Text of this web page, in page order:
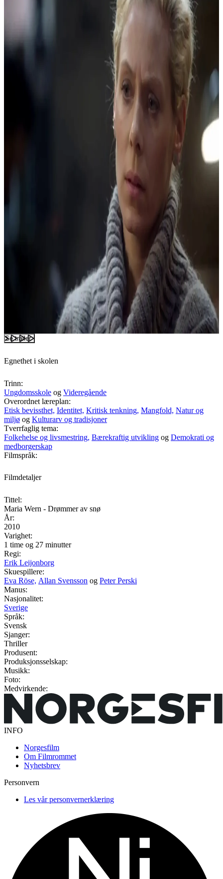
Se trailer
Egnethet i skolen
Trinn:
Ungdomsskole og Videregående
Overordnet læreplan:
Etisk bevissthet, Identitet, Kritisk tenkning, Mangfold, Natur og
miljø og Kulturarv og tradisjoner
Tverrfaglig tema:
Folkehelse og livsmestring, Bærekraftig utvikling og Demokrati og
medborgerskap
Filmspråk:
Filmdetaljer
Tittel:
Maria Wern - Drømmer av snø
År:
2010
Varighet:
1 time og 27 minutter
Regi:
Erik Leijonborg
Skuespillere:
Eva Röse, Allan Svensson og Peter Perski
Manus:
Nasjonalitet:
Sverige
Språk:
Svensk
Sjanger:
Thriller
Produsent:
Produksjonsselskap:
Musikk:
Foto:
Medvirkende:
INFO
Norgesfilm
Om Filmrommet
Nyhetsbrev
Personvern
Les vår personvernerklæring